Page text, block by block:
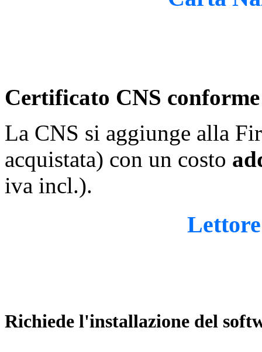
Certificato CNS
La CNS si aggiunge alla
acquistata) con un costo
iva incl.).
Richiede l'installazione del